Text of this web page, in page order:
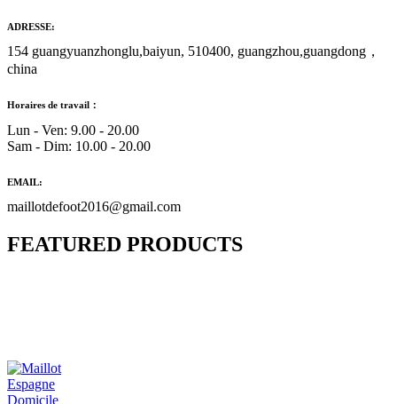
ADRESSE:
154 guangyuanzhonglu,baiyun, 510400, guangzhou,guangdong，
china
Horaires de travail：
Lun - Ven: 9.00 - 20.00
Sam - Dim: 10.00 - 20.00
EMAIL:
maillotdefoot2016@gmail.com
FEATURED PRODUCTS